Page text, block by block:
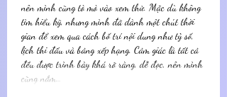
nên mình cũng tò mò vào xem thử. Mặc dù không
tìm hiểu kỹ, nhưng mình đã dành một chút thời
gian để xem qua cách bố trí nội dung như tỷ số,
lịch thi đấu và bảng xếp hạng. Cảm giác là tất cả
đều được trình bày khá rõ ràng, dễ đọc, nên mình
cũng nắm…